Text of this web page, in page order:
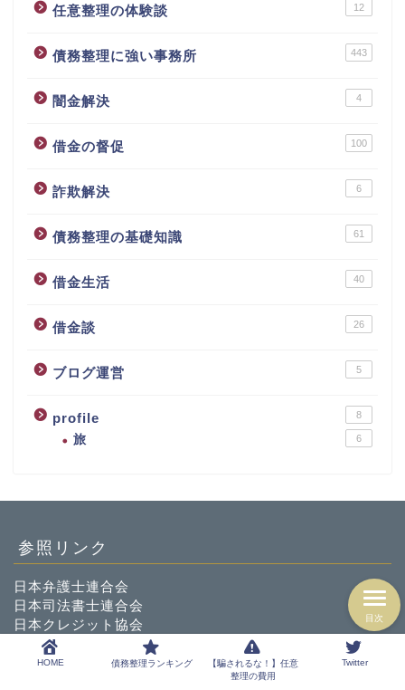
任意整理の体験談 12
債務整理に強い事務所 443
闇金解決 4
借金の督促 100
詐欺解決 6
債務整理の基礎知識 61
借金生活 40
借金談 26
ブログ運営 5
profile 8
旅 6
参照リンク
日本弁護士連合会
日本司法書士連合会
日本クレジット協会
日本貸金業協会
法テラス
日本クレジットカウンセリング協会
HOME 債務整理ランキング
【騙されるな！】任意
整理の費用
Twitter
目次